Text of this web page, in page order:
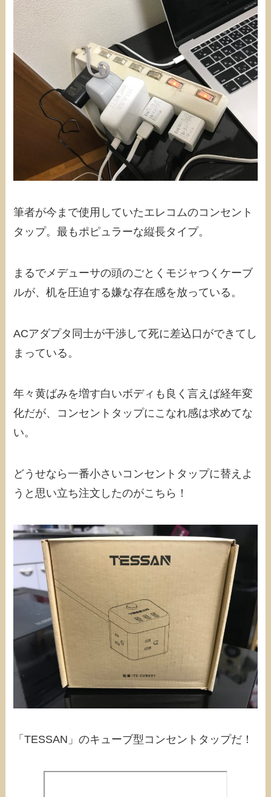
筆者が今まで使用していたエレコムのコンセント
タップ。最もポピュラーな縦長タイプ。
まるでメデューサの頭のごとくモジャつくケーブ
ルが、机を圧迫する嫌な存在感を放っている。
ACアダプタ同士が干渉して死に差込口ができてし
まっている。
年々黄ばみを増す白いボディも良く言えば経年変
化だが、コンセントタップにこなれ感は求めてな
い。
どうせなら一番小さいコンセントタップに替えよ
うと思い立ち注文したのがこちら！
「TESSAN」のキューブ型コンセントタップだ！